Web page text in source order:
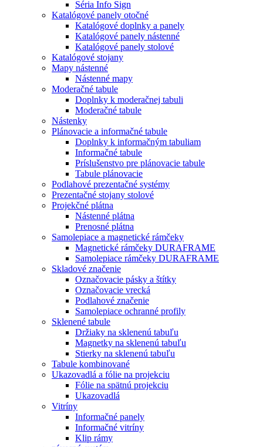
Séria Info Sign
Katalógové panely otočné
Katalógové doplnky a panely
Katalógové panely nástenné
Katalógové panely stolové
Katalógové stojany
Mapy nástenné
Nástenné mapy
Moderačné tabule
Doplnky k moderačnej tabuli
Moderačné tabule
Nástenky
Plánovacie a informačné tabule
Doplnky k informačným tabuliam
Informačné tabule
Príslušenstvo pre plánovacie tabule
Tabule plánovacie
Podlahové prezentačné systémy
Prezentačné stojany stolové
Projekčné plátna
Nástenné plátna
Prenosné plátna
Samolepiace a magnetické rámčeky
Magnetické rámčeky DURAFRAME
Samolepiace rámčeky DURAFRAME
Skladové značenie
Označovacie pásky a štítky
Označovacie vrecká
Podlahové značenie
Samolepiace ochranné profily
Sklenené tabule
Držiaky na sklenenú tabuľu
Magnetky na sklenenú tabuľu
Stierky na sklenenú tabuľu
Tabule kombinované
Ukazovadlá a fólie na projekciu
Fólie na spätnú projekciu
Ukazovadlá
Vitríny
Informačné panely
Informačné vitríny
Klip rámy